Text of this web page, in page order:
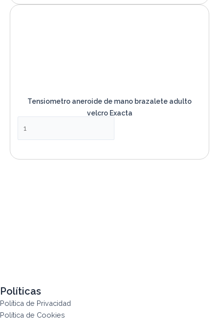
Tensiometro aneroide de mano brazalete adulto
velcro Exacta
Políticas
Política de Privacidad
Política de Cookies